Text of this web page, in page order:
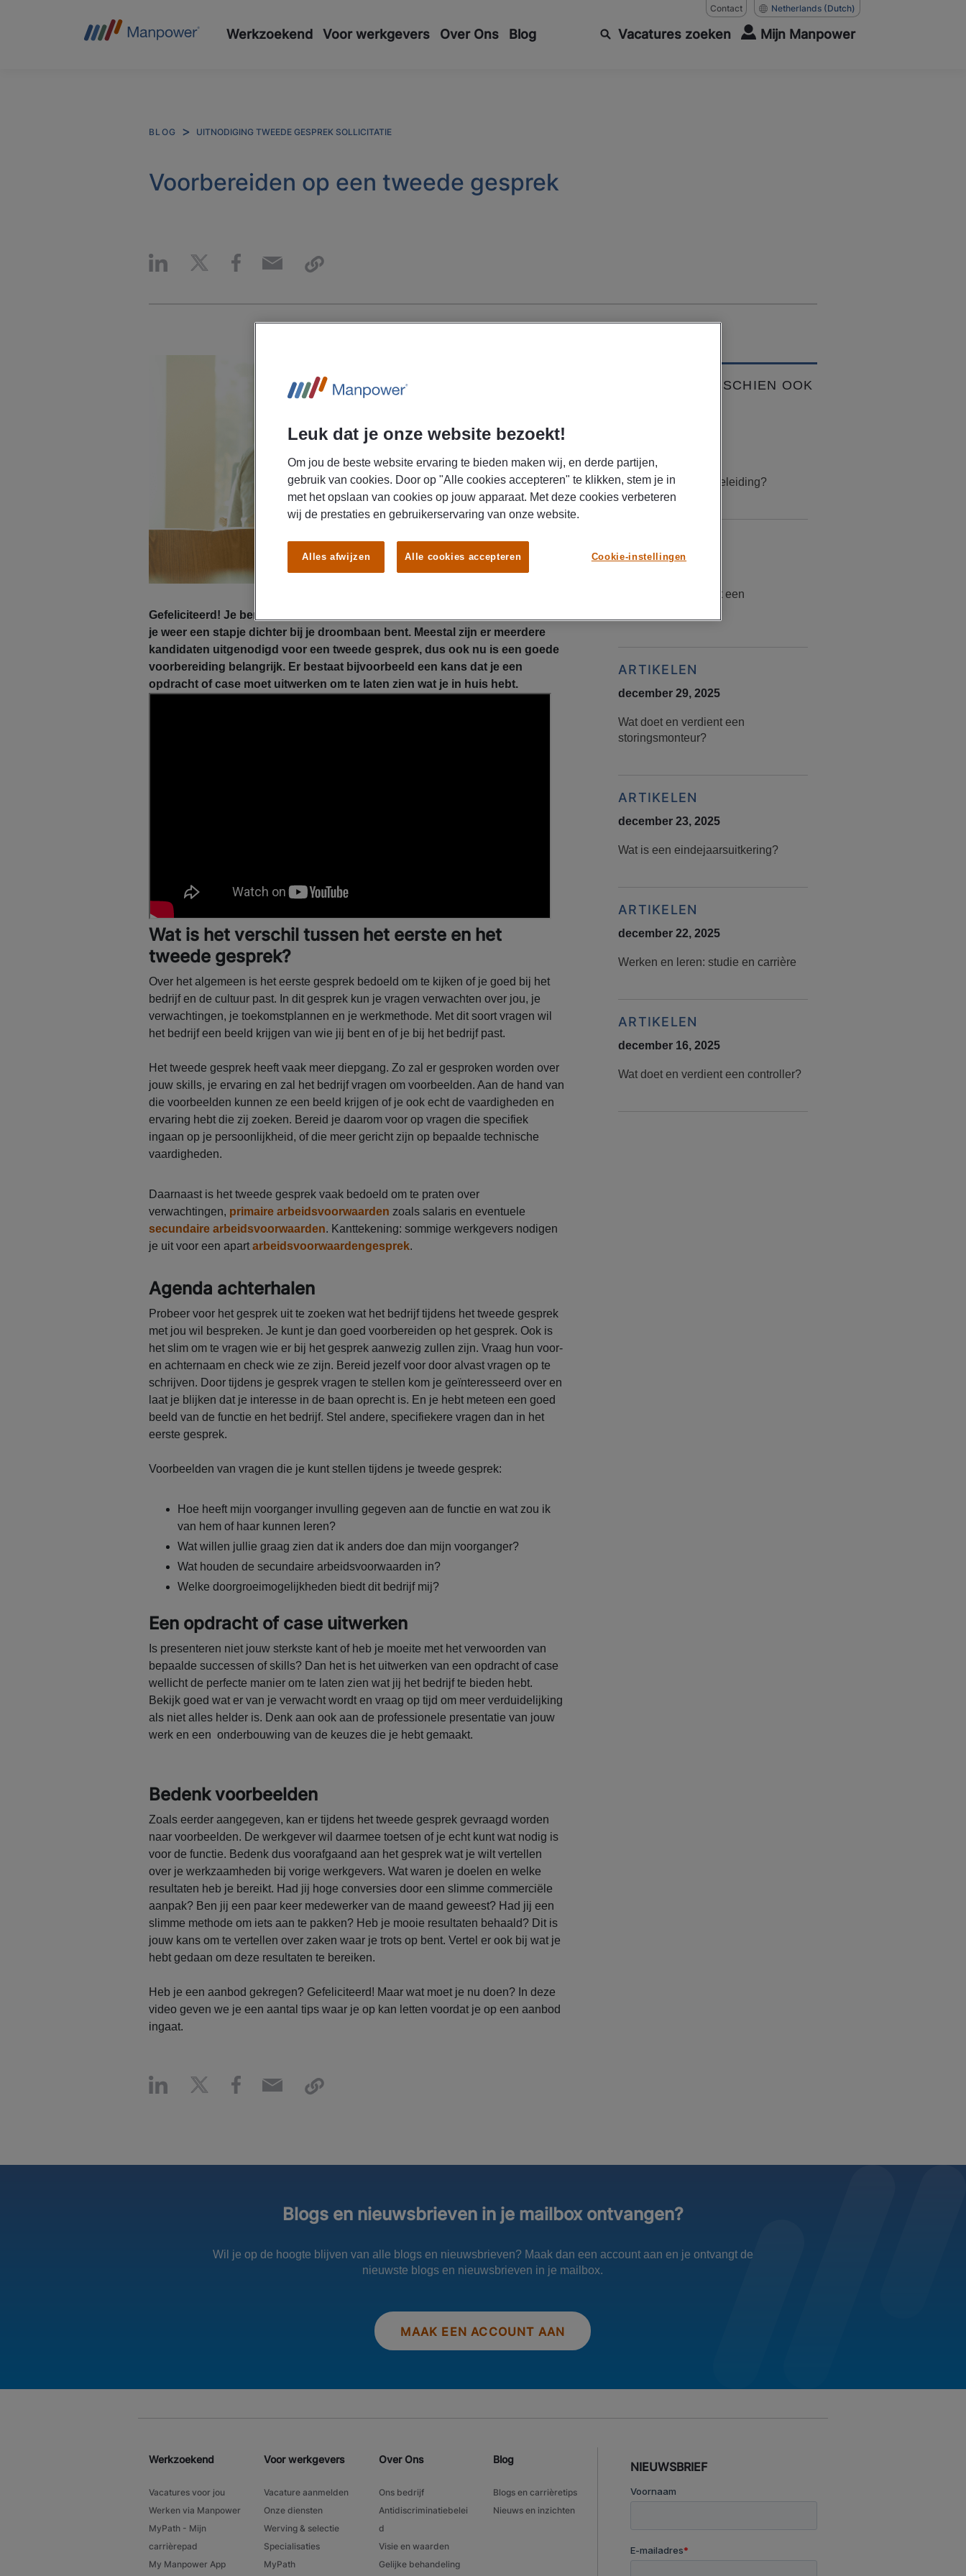
Contact Netherlands (Dutch)
Werkzoekend Voor werkgevers Over Ons Blog Vacatures zoeken Mijn Manpower
BLOG UITNODIGING TWEEDE GESPREK SOLLICITATIE
Voorbereiden op een tweede gesprek
Gefeliciteerd! Je bent uitgenodigd voor een tweede gesprek. Dit betekent dat
je weer een stapje dichter bij je droombaan bent. Meestal zijn er meerdere
kandidaten uitgenodigd voor een tweede gesprek, dus ook nu is een goede
voorbereiding belangrijk. Er bestaat bijvoorbeeld een kans dat je een
opdracht of case moet uitwerken om te laten zien wat je in huis hebt.
Wat is het verschil tussen het eerste en het
tweede gesprek?
Over het algemeen is het eerste gesprek bedoeld om te kijken of je goed bij het
bedrijf en de cultuur past. In dit gesprek kun je vragen verwachten over jou, je
verwachtingen, je toekomstplannen en je werkmethode. Met dit soort vragen wil
het bedrijf een beeld krijgen van wie jij bent en of je bij het bedrijf past.
Het tweede gesprek heeft vaak meer diepgang. Zo zal er gesproken worden over
jouw skills, je ervaring en zal het bedrijf vragen om voorbeelden. Aan de hand van
die voorbeelden kunnen ze een beeld krijgen of je ook echt de vaardigheden en
ervaring hebt die zij zoeken. Bereid je daarom voor op vragen die specifiek
ingaan op je persoonlijkheid, of die meer gericht zijn op bepaalde technische
vaardigheden.
Daarnaast is het tweede gesprek vaak bedoeld om te praten over
verwachtingen, primaire arbeidsvoorwaarden zoals salaris en eventuele
secundaire arbeidsvoorwaarden. Kanttekening: sommige werkgevers nodigen
je uit voor een apart arbeidsvoorwaardengesprek.
Agenda achterhalen
Probeer voor het gesprek uit te zoeken wat het bedrijf tijdens het tweede gesprek
met jou wil bespreken. Je kunt je dan goed voorbereiden op het gesprek. Ook is
het slim om te vragen wie er bij het gesprek aanwezig zullen zijn. Vraag hun voor-
en achternaam en check wie ze zijn. Bereid jezelf voor door alvast vragen op te
schrijven. Door tijdens je gesprek vragen te stellen kom je geïnteresseerd over en
laat je blijken dat je interesse in de baan oprecht is. En je hebt meteen een goed
beeld van de functie en het bedrijf. Stel andere, specifiekere vragen dan in het
eerste gesprek.
Voorbeelden van vragen die je kunt stellen tijdens je tweede gesprek:
Hoe heeft mijn voorganger invulling gegeven aan de functie en wat zou ik
van hem of haar kunnen leren?
Wat willen jullie graag zien dat ik anders doe dan mijn voorganger?
Wat houden de secundaire arbeidsvoorwaarden in?
Welke doorgroeimogelijkheden biedt dit bedrijf mij?
Een opdracht of case uitwerken
Is presenteren niet jouw sterkste kant of heb je moeite met het verwoorden van
bepaalde successen of skills? Dan het is het uitwerken van een opdracht of case
wellicht de perfecte manier om te laten zien wat jij het bedrijf te bieden hebt.
Bekijk goed wat er van je verwacht wordt en vraag op tijd om meer verduidelijking
als niet alles helder is. Denk aan ook aan de professionele presentatie van jouw
werk en een onderbouwing van de keuzes die je hebt gemaakt.
Bedenk voorbeelden
Zoals eerder aangegeven, kan er tijdens het tweede gesprek gevraagd worden
naar voorbeelden. De werkgever wil daarmee toetsen of je echt kunt wat nodig is
voor de functie. Bedenk dus voorafgaand aan het gesprek wat je wilt vertellen
over je werkzaamheden bij vorige werkgevers. Wat waren je doelen en welke
resultaten heb je bereikt. Had jij hoge conversies door een slimme commerciële
aanpak? Ben jij een paar keer medewerker van de maand geweest? Had jij een
slimme methode om iets aan te pakken? Heb je mooie resultaten behaald? Dit is
jouw kans om te vertellen over zaken waar je trots op bent. Vertel er ook bij wat je
hebt gedaan om deze resultaten te bereiken.
Heb je een aanbod gekregen? Gefeliciteerd! Maar wat moet je nu doen? In deze
video geven we je een aantal tips waar je op kan letten voordat je op een aanbod
ingaat.
DIT VIND JE MISSCHIEN OOK
Wat is loopbaanbegeleiding?
december 30, 2025
Wat doet en verdient een
ARTIKELEN
december 29, 2025
Wat doet en verdient een
storingsmonteur?
ARTIKELEN
december 23, 2025
Wat is een eindejaarsuitkering?
ARTIKELEN
december 22, 2025
Werken en leren: studie en carrière
ARTIKELEN
december 16, 2025
Wat doet en verdient een controller?
Blogs en nieuwsbrieven in je mailbox ontvangen?
Wil je op de hoogte blijven van alle blogs en nieuwsbrieven? Maak dan een account aan en je ontvangt de
nieuwste blogs en nieuwsbrieven in je mailbox.
MAAK EEN ACCOUNT AAN
Werkzoekend
Vacatures voor jou
Werken via Manpower
MyPath - Mijn
carrièrepad
My Manpower App
Voor werkgevers
Vacature aanmelden
Onze diensten
Werving & selectie
Specialisaties
MyPath
Over Ons
Ons bedrijf
Antidiscriminatiebelei
d
Visie en waarden
Gelijke behandeling
Blog
Blogs en carrièretips
Nieuws en inzichten
NIEUWSBRIEF
Leuk dat je onze website bezoekt!
Om jou de beste website ervaring te bieden maken wij, en derde partijen,
gebruik van cookies. Door op "Alle cookies accepteren" te klikken, stem je in
met het opslaan van cookies op jouw apparaat. Met deze cookies verbeteren
wij de prestaties en gebruikerservaring van onze website.
Cookie-instellingen
Alles afwijzen Alle cookies accepteren